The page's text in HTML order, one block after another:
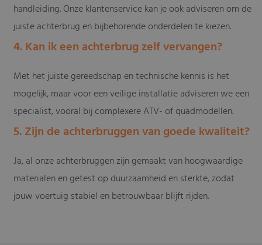
handleiding. Onze klantenservice kan je ook adviseren om de
juiste achterbrug en bijbehorende onderdelen te kiezen.
4. Kan ik een achterbrug zelf vervangen?
Met het juiste gereedschap en technische kennis is het
mogelijk, maar voor een veilige installatie adviseren we een
specialist, vooral bij complexere ATV- of quadmodellen.
5. Zijn de achterbruggen van goede kwaliteit?
Ja, al onze achterbruggen zijn gemaakt van hoogwaardige
materialen en getest op duurzaamheid en sterkte, zodat
jouw voertuig stabiel en betrouwbaar blijft rijden.